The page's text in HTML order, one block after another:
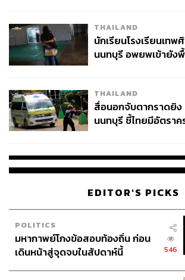
THAILAND
นักเรียนโรงเรียนเทพ
นนทบุรี อพยพเข้ายัง
THAILAND
สื่อนอกจับตากราดยิง
นนทบุรี ชี้ไทยมีอัตรา
EDITOR'S PICKS
POLITICS
มหากาพย์โกงข้อสอบท้องถิ่น ก่อน
เดินหน้าสู่จุดจบในสัปดาห์นี้
546